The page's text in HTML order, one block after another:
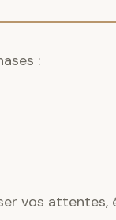
:
vos attentes,